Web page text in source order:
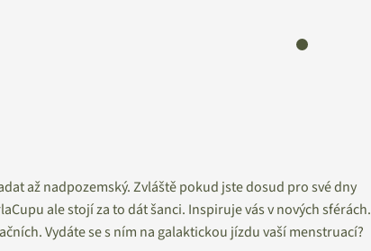
až nadpozemský. Zvláště pokud jste dosud pro své dny
ale stojí za to dát šanci. Inspiruje vás v nových sférách.
Vydáte se s ním na galaktickou jízdu vaší menstruací?